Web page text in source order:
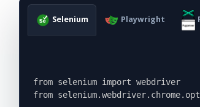
Selenium Playwright
from selenium import webdriver
from